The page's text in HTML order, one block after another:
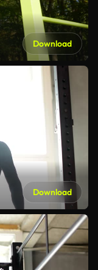
Download
Download